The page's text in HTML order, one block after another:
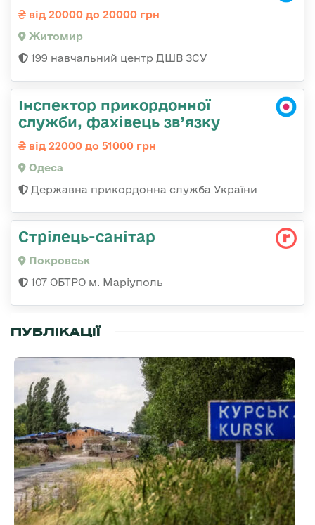
від 20000 до 20000 грн
Житомир
199 навчальний центр ДШВ ЗСУ
Інспектор прикордонної
служби, фахівець зв’язку
від 22000 до 51000 грн
Одеса
Державна прикордонна служба України
Стрілець-санітар
Покровськ
107 ОБТРО м. Маріуполь
ПУБЛІКАЦІЇ